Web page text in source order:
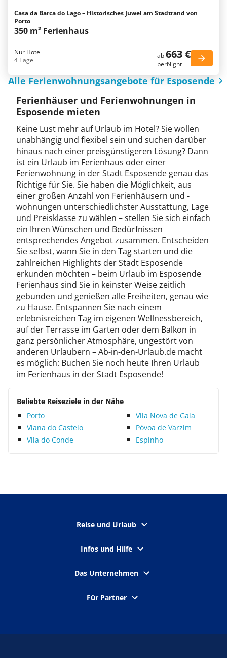
Casa da Barca do Lago – Historisches Juwel am Stadtrand von
Porto
350 m² Ferienhaus
Nur Hotel
4 Tage
ab663 €
perNight
Alle Ferienwohnungsangebote für Esposende
Ferienhäuser und Ferienwohnungen in
Esposende mieten
Keine Lust mehr auf Urlaub im Hotel? Sie wollen
unabhängig und flexibel sein und suchen darüber
hinaus nach einer preisgünstigeren Lösung? Dann
ist ein Urlaub im Ferienhaus oder einer
Ferienwohnung in der Stadt Esposende genau das
Richtige für Sie. Sie haben die Möglichkeit, aus
einer großen Anzahl von Ferienhäusern und -
wohnungen unterschiedlichster Ausstattung, Lage
und Preisklasse zu wählen – stellen Sie sich einfach
ein Ihren Wünschen und Bedürfnissen
entsprechendes Angebot zusammen. Entscheiden
Sie selbst, wann Sie in den Tag starten und die
zahlreichen Highlights der Stadt Esposende
erkunden möchten – beim Urlaub im Esposende
Ferienhaus sind Sie in keinster Weise zeitlich
gebunden und genießen alle Freiheiten, genau wie
zu Hause. Entspannen Sie nach einem
erlebnisreichen Tag im eigenen Wellnessbereich,
auf der Terrasse im Garten oder dem Balkon in
ganz persönlicher Atmosphäre, ungestört von
anderen Urlaubern – Ab-in-den-Urlaub.de macht
es möglich: Buchen Sie noch heute Ihren Urlaub
im Ferienhaus in der Stadt Esposende!
Beliebte Reiseziele in der Nähe
Porto
Vila Nova de Gaia
Viana do Castelo
Póvoa de Varzim
Vila do Conde
Espinho
Reise und Urlaub
Infos und Hilfe
Das Unternehmen
Für Partner